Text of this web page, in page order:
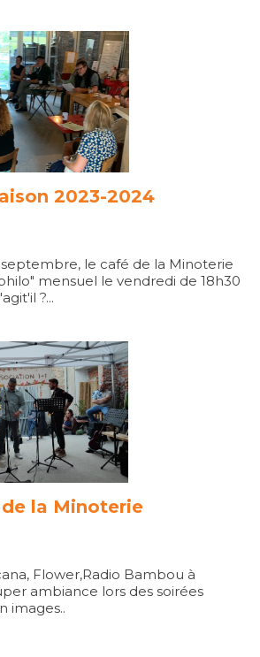
2023-2024
le café de la Minoterie
mensuel le vendredi de 18h30
?...
la Minoterie
Flower,Radio Bambou à
ambiance lors des soirées
images..